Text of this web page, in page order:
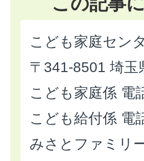
こども家庭セン
〒341-8501 埼玉
こども家庭係 電
こども給付係 電
みさとファミリ